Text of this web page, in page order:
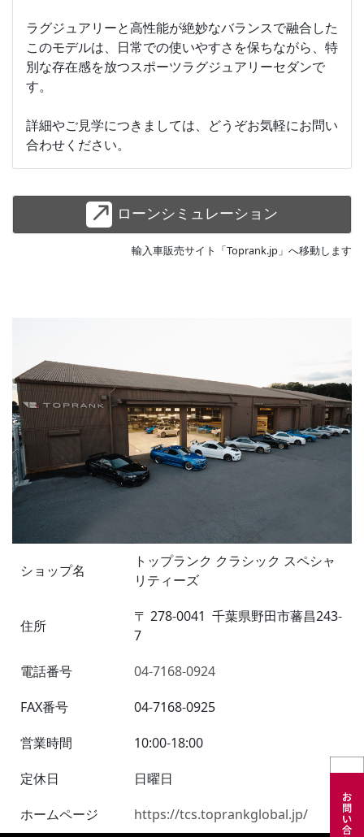
ラグジュアリーと高性能が絶妙なバランスで融合した
このモデルは、日常での使いやすさを保ちながら、特
別な存在感を放つスポーツラグジュアリーセダンで
す。
詳細やご見学につきましては、どうぞお気軽にお問い
合わせください。
ローンシミュレーション
輸入車販売サイト「Toprank.jp」へ移動します
ショップ名
トップランク クラシック スペシャ
リティーズ
住所 〒 278-0041 千葉県野田市蕃昌243-
7
電話番号
04-7168-0924
FAX番号
04-7168-0925
営業時間
10:00-18:00
定休日
日曜日
ホームページ
https://tcs.toprankglobal.jp/